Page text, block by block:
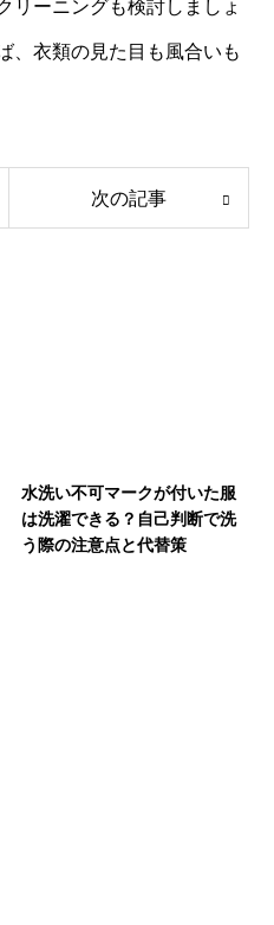
リーニングも検討しましょ
、衣類の見た目も風合いも
次の記事
水洗い不可マークが付いた服
は洗濯できる？自己判断で洗
う際の注意点と代替策